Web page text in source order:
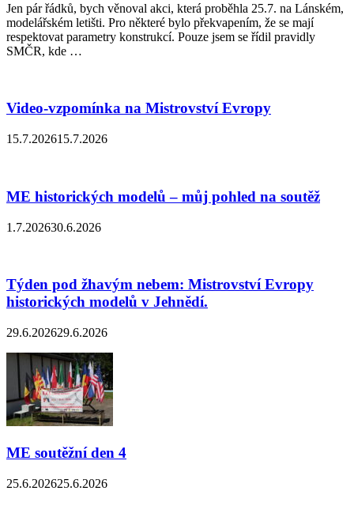
Jen pár řádků, bych věnoval akci, která proběhla 25.7. na Lánském,
modelářském letišti. Pro některé bylo překvapením, že se mají
respektovat parametry konstrukcí. Pouze jsem se řídil pravidly
SMČR, kde …
Video-vzpomínka na Mistrovství Evropy
15.7.202615.7.2026
ME historických modelů – můj pohled na soutěž
1.7.202630.6.2026
Týden pod žhavým nebem: Mistrovství Evropy
historických modelů v Jehnědí.
29.6.202629.6.2026
ME soutěžní den 4
25.6.202625.6.2026